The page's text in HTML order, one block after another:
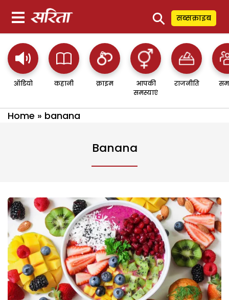
⚲ सब्सक्राइब
ऑडियो कहानी क्राइम
आपकी
समस्याएं
राजनीति
Home » banana
Banana